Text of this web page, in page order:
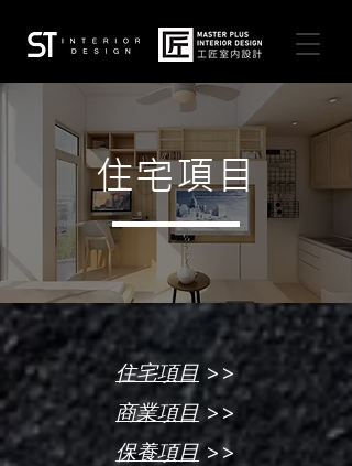
住宅項目
住宅項目 >>
商業項目>>
保養項目>>